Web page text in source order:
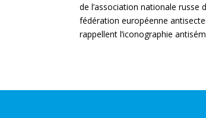
de l’association nationale russe
fédération européenne
rappellent l’iconographie